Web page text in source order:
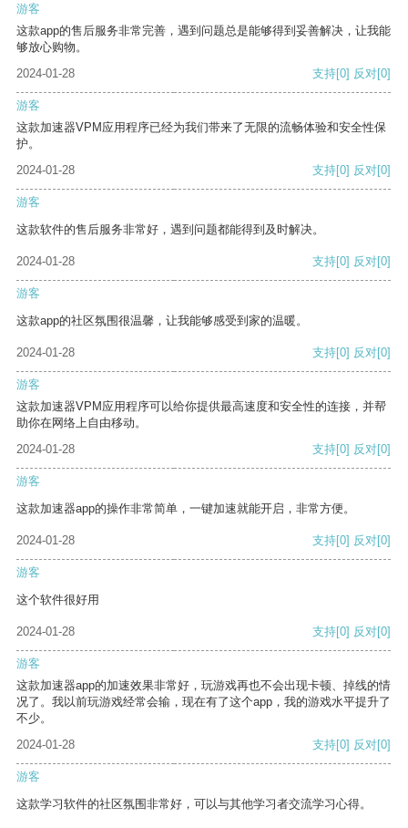
游客
这款app的售后服务非常完善，遇到问题总是能够得到妥善解决，让我能
够放心购物。
2024-01-28
支持[0] 反对[0]
游客
这款加速器VPM应用程序已经为我们带来了无限的流畅体验和安全性保
护。
2024-01-28
支持[0] 反对[0]
游客
这款软件的售后服务非常好，遇到问题都能得到及时解决。
2024-01-28 支持[0] 反对[0]
游客
这款app的社区氛围很温馨，让我能够感受到家的温暖。
2024-01-28 支持[0] 反对[0]
游客
这款加速器VPM应用程序可以给你提供最高速度和安全性的连接，并帮
助你在网络上自由移动。
2024-01-28
支持[0] 反对[0]
游客
这款加速器app的操作非常简单，一键加速就能开启，非常方便。
2024-01-28 支持[0] 反对[0]
游客
这个软件很好用
2024-01-28 支持[0] 反对[0]
游客
这款加速器app的加速效果非常好，玩游戏再也不会出现卡顿、掉线的情
况了。我以前玩游戏经常会输，现在有了这个app，我的游戏水平提升了
不少。
2024-01-28
支持[0] 反对[0]
游客
这款学习软件的社区氛围非常好，可以与其他学习者交流学习心得。